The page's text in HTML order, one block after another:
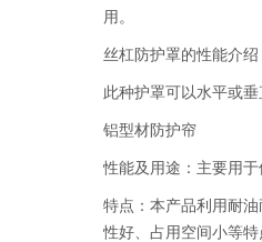
用。
丝杠防护罩的性能介绍
此种护罩可以水平或
铝型材防护帘
性能及用途：主要用
特点：本产品利用耐
性好、占用空间小等